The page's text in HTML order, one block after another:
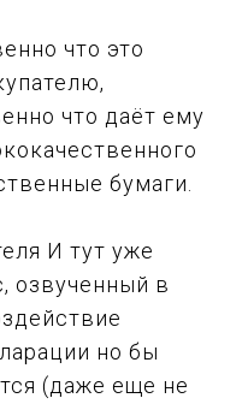
что это
что даёт ему
бумаги.
И тут уже
озвученный в
но бы
(даже еще не